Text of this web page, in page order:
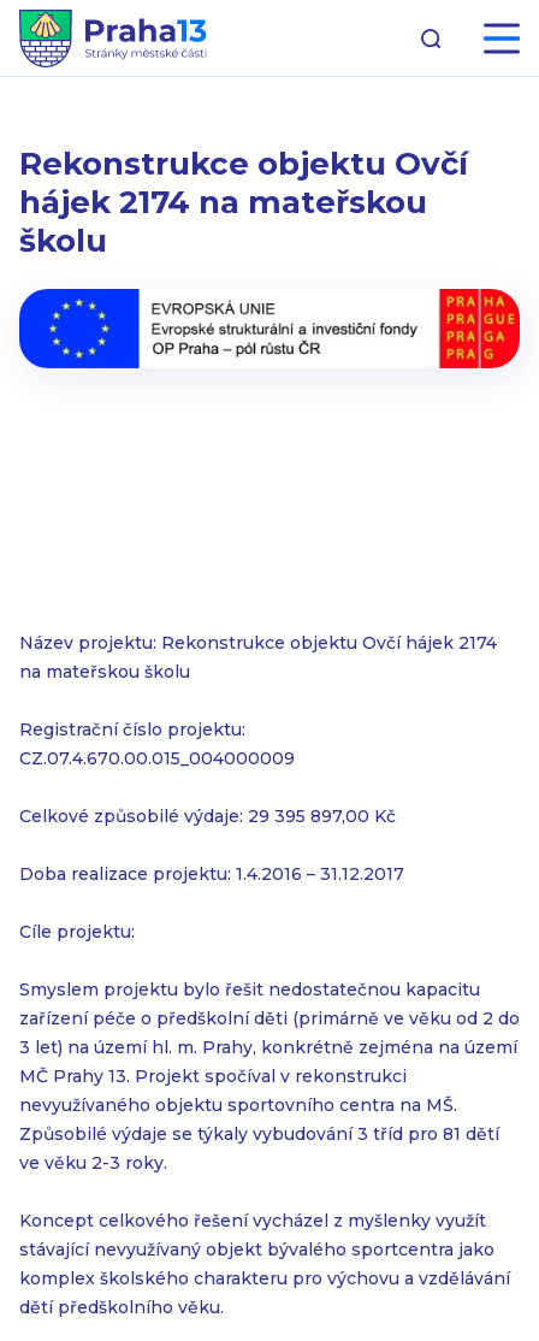
Rekonstrukce objektu Ovčí
hájek 2174 na mateřskou
školu
Název projektu: Rekonstrukce objektu Ovčí hájek 2174
na mateřskou školu
Registrační číslo projektu:
CZ.07.4.670.00.015_004000009
Celkové způsobilé výdaje: 29 395 897,00 Kč
Doba realizace projektu: 1.4.2016 – 31.12.2017
Cíle projektu:
Smyslem projektu bylo řešit nedostatečnou kapacitu
zařízení péče o předškolní děti (primárně ve věku od 2 do
3 let) na území hl. m. Prahy, konkrétně zejména na území
MČ Prahy 13. Projekt spočíval v rekonstrukci
nevyužívaného objektu sportovního centra na MŠ.
Způsobilé výdaje se týkaly vybudování 3 tříd pro 81 dětí
ve věku 2-3 roky.
Koncept celkového řešení vycházel z myšlenky využít
stávající nevyužívaný objekt bývalého sportcentra jako
komplex školského charakteru pro výchovu a vzdělávání
dětí předškolního věku.